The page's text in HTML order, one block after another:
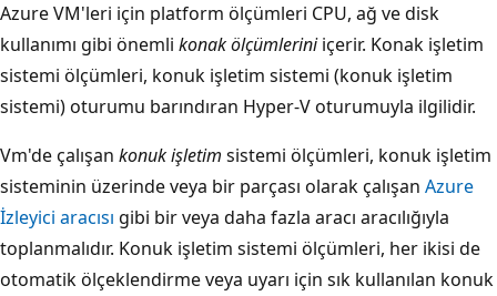
Azure VM'leri için platform ölçümleri CPU, ağ ve disk
kullanımı gibi önemli konak ölçümleriniiçerir. Konak işletim
sistemi ölçümleri, konuk işletim sistemi (konuk işletim
sistemi) oturumu barındıran Hyper-V oturumuyla ilgilidir.
Vm'de çalışan konuk işletim sistemi ölçümleri, konuk işletim
sisteminin üzerinde veya bir parçası olarak çalışan Azure
İzleyici aracısı gibi bir veya daha fazla aracı aracılığıyla
toplanmalıdır. Konuk işletim sistemi ölçümleri, her ikisi de
otomatik ölçeklendirme veya uyarı için sık kullanılan konuk